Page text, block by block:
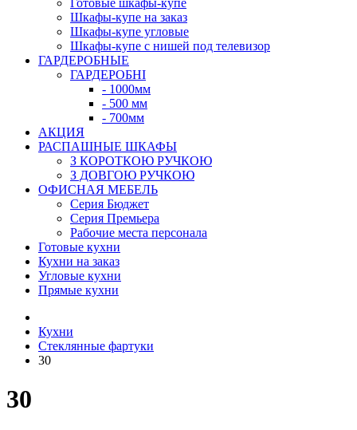
Готовые шкафы-купе
Шкафы-купе на заказ
Шкафы-купе угловые
Шкафы-купе с нишей под телевизор
ГАРДЕРОБНЫЕ
ГАРДЕРОБНІ
- 1000мм
- 500 мм
- 700мм
АКЦИЯ
РАСПАШНЫЕ ШКАФЫ
З КОРОТКОЮ РУЧКОЮ
З ДОВГОЮ РУЧКОЮ
ОФИСНАЯ МЕБЕЛЬ
Серия Бюджет
Серия Премьера
Рабочие места персонала
Готовые кухни
Кухни на заказ
Угловые кухни
Прямые кухни
Кухни
Стеклянные фартуки
30
30